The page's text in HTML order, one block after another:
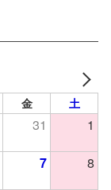
金 土
31 1
7 8